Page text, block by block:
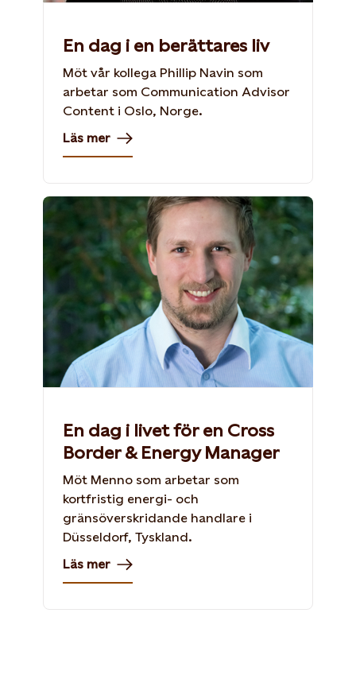
En dag i en berättares liv
Möt vår kollega Phillip Navin som
arbetar som Communication Advisor
Content i Oslo, Norge.
Läs mer
En dag i livet för en Cross
Border & Energy Manager
Möt Menno som arbetar som
kortfristig energi- och
gränsöverskridande handlare i
Düsseldorf, Tyskland.
Läs mer